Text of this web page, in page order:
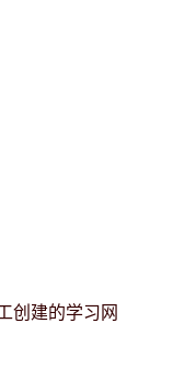
创建的学习网